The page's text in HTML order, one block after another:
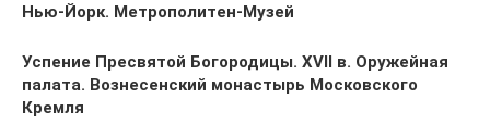
Нью-Йорк. Метрополитен-Музей
Успение Пресвятой Богородицы. XVII в. Оружейная
палата. Вознесенский монастырь Московского
Кремля